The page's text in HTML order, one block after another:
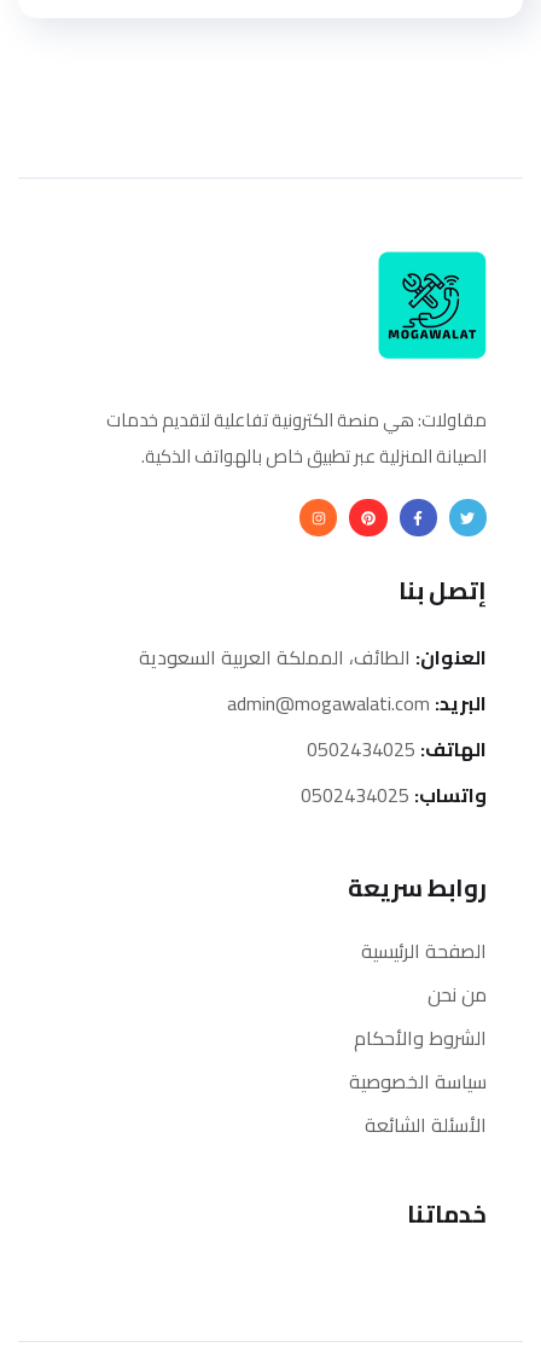
مقاولات: هي منصة الكترونية تفاعلية لتقديم خدمات
الصيانة المنزلية عبر تطبيق خاص بالهواتف الذكية.
إتصل بنا
العنوان: الطائف، المملكة العربية السعودية
البريد:
الهاتف:
واتساب:
روابط سريعة
الصفحة الرئيسية
من نحن
الشروط والأحكام
سياسة الخصوصية
الأسئلة الشائعة
خدماتنا